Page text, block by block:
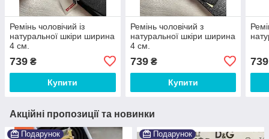
Ремінь чоловічий із
натуральної шкіри ширина
4 см.
739 ₴
Купити
Ремінь чоловічий з
натуральної шкіри ширина
4 см.
739₴
Купити
739
Акційні пропозиції та новинки
Подарунок Подарунок